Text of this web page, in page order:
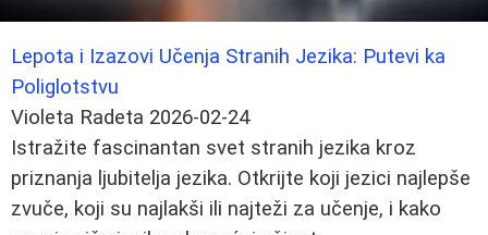
Lepota i Izazovi Učenja Stranih Jezika: Putevi ka
Poliglotstvu
Violeta Radeta 2026-02-24
Istražite fascinantan svet stranih jezika kroz
priznanja ljubitelja jezika. Otkrijte koji jezici najlepše
zvuče, koji su najlakši ili najteži za učenje, i kako